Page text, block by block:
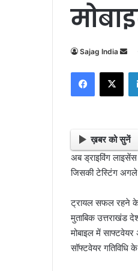
Sajag India
d
e
m
ख़बर को सुनें
अब ड्राइविंग
जिसकी टेस्टिंग अगले
ट्रायल सफल रहने के
मुताबिक उत्तराखंड
मोबाइल में
सॉफ्टवेयर गतिविधि